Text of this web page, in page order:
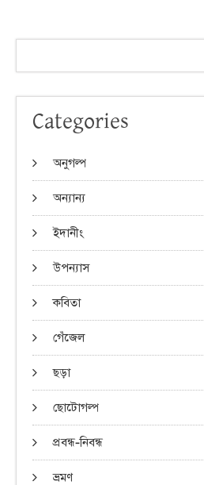
Categories
অনুগল্প
অন্যান্য
ইদানীং
উপন্যাস
কবিতা
গেঁজেল
ছড়া
ছোটোগল্প
প্রবন্ধ-নিবন্ধ
ভ্রমণ